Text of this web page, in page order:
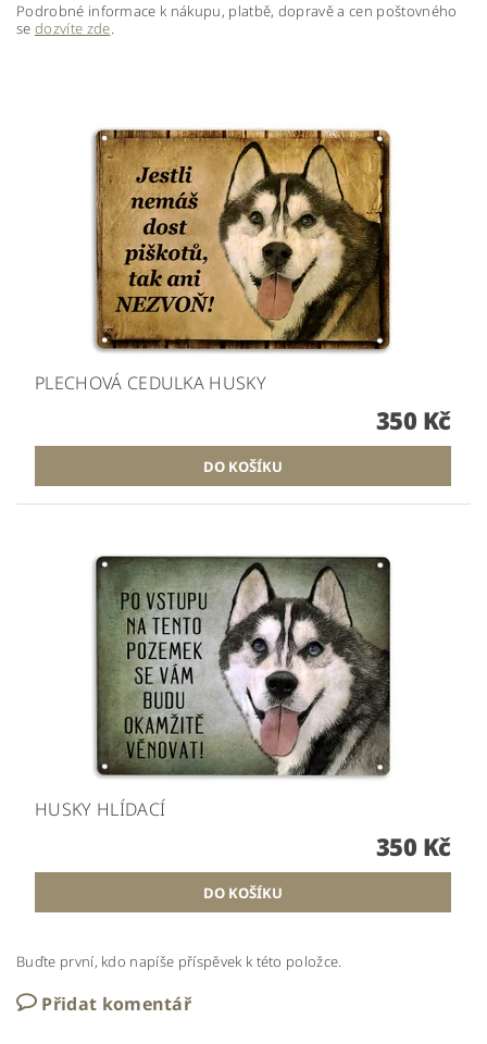
Podrobné informace k nákupu, platbě, dopravě a cen poštovného
se dozvíte zde.
PLECHOVÁ CEDULKA HUSKY
350 Kč
HUSKY HLÍDACÍ
350 Kč
Buďte první, kdo napíše příspěvek k této položce.
Přidat komentář